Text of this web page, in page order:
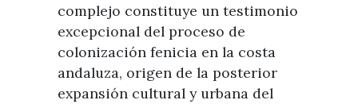
complejo constituye un testimonio
excepcional del proceso de
colonización fenicia en la costa
andaluza, origen de la posterior
expansión cultural y urbana del